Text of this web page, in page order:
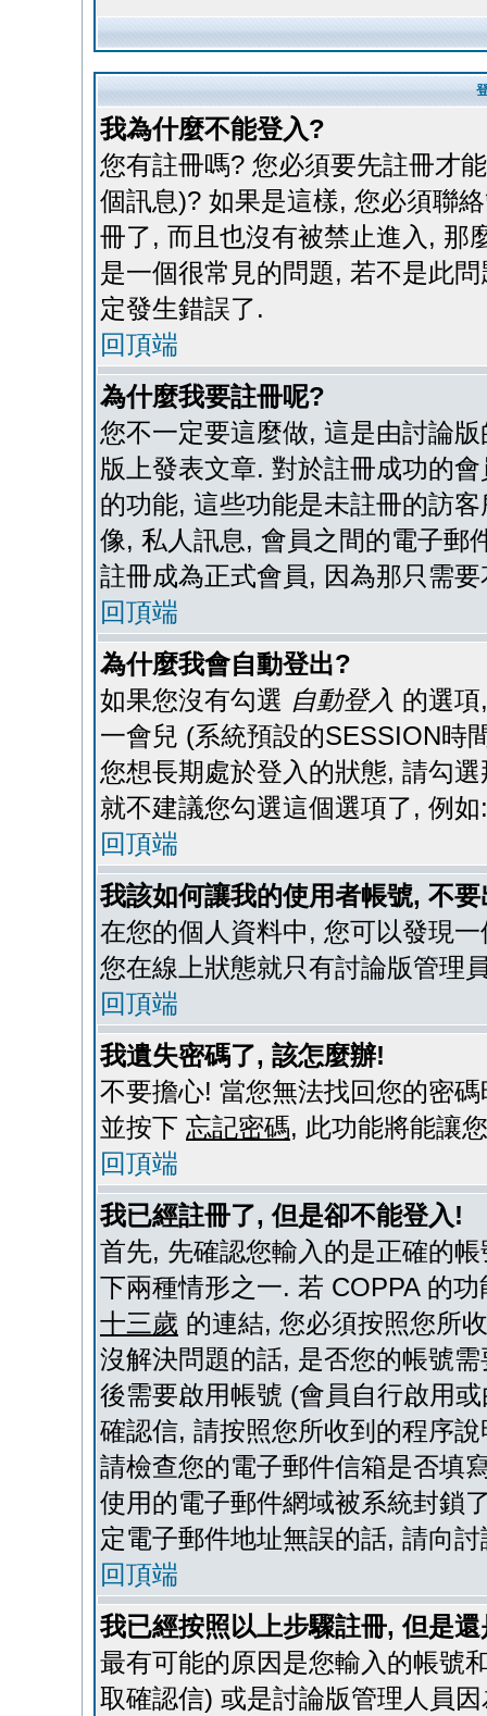
我為什麼不能登入?
您有註冊嗎? 您必須要先註冊才
個訊息)? 如果是這樣, 您必須聯
冊了, 而且也沒有被禁止進入, 那
是一個很常見的問題, 若不是此
定發生錯誤了.
回頂端
為什麼我要註冊呢?
您不一定要這麼做, 這是由討論
版上發表文章. 對於註冊成功的
的功能, 這些功能是未註冊的訪
像, 私人訊息, 會員之間的電子郵
註冊成為正式會員, 因為那只需
回頂端
為什麼我會自動登出?
如果您沒有勾選 自動登入 的選
一會兒 (系統預設的SESSION時
您想長期處於登入的狀態, 請勾
就不建議您勾選這個選項了, 例
回頂端
我該如何讓我的使用者帳號, 不
在您的個人資料中, 您可以發現
您在線上狀態就只有討論版管理
回頂端
我遺失密碼了, 該怎麼辦!
不要擔心! 當您無法找回您的密
並按下 忘記密碼, 此功能將能讓
回頂端
我已經註冊了, 但是卻不能登入!
首先, 先確認您輸入的是正確的
下兩種情形之一. 若 COPPA 的
十三歲 的連結, 您必須按照您所
沒解決問題的話, 是否您的帳號
後需要啟用帳號 (會員自行啟用
確認信, 請按照您所收到的程序
請檢查您的電子郵件信箱是否填
使用的電子郵件網域被系統封鎖
定電子郵件地址無誤的話, 請向
回頂端
我已經按照以上步驟註冊, 但是
最有可能的原因是您輸入的帳號
取確認信) 或是討論版管理人員